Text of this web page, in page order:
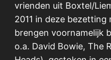
vrienden uit Boxtel/
2011 in deze bezetting
brengen voornamelijk
o.a. David Bowie, The